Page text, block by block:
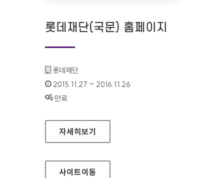
롯데재단(국문) 홈페이지
기관명 :
롯데재단
인증기간 :
2015.11.27 ~ 2016.11.26
상태 :
만료
롯데재단(국문) 홈페이지
자세히보기
사이트이동